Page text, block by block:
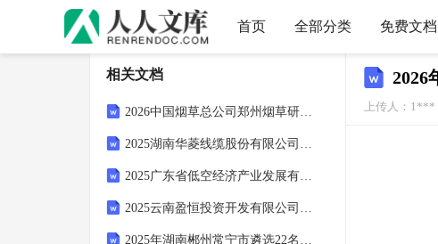
首页 全部分类 免费文档
2026
上传人：1***
相关文档
2026中国烟草总公司郑州烟草研究院高层次人才招聘2人（河南）备考考试题库及答案解析
2025湖南华菱线缆股份有限公司招聘17人备考笔试试题及答案解析
2025广东省低空经济产业发展有限公司招聘13人参考笔试题库及答案解析
2025云南盈恒投资开发有限公司招聘3人模拟笔试试题及答案解析
2025年湖南郴州常宁市遴选22名公务员笔试备考题库及答案解析